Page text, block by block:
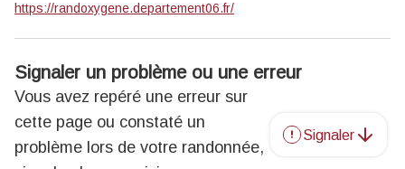
https://randoxygene.departement06.fr/
Signaler un problème ou une erreur
Vous avez repéré une erreur sur
cette page ou constaté un
problème lors de votre randonnée,
Signaler